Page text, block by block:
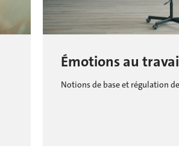
Émotions au
Notions de base et régulation